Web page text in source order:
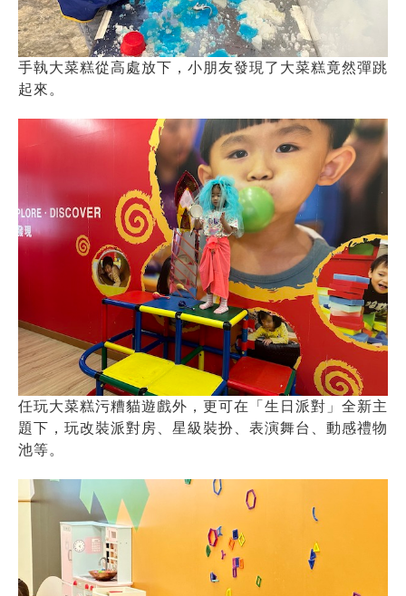
手執大菜糕從高處放下，小朋友發現了大菜糕竟然彈跳
起來。
任玩大菜糕污糟貓遊戲外，更可在「生日派對」全新主
題下，玩改裝派對房、星級裝扮、表演舞台、動感禮物
池等。